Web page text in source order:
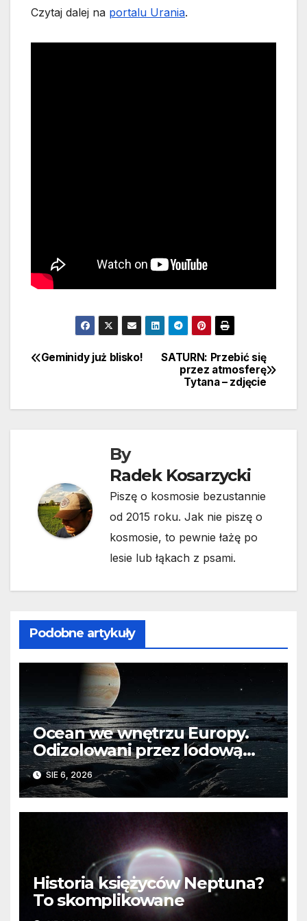
Czytaj dalej na portalu Urania.
Nawigacja
SATURN: Przebić się
przez atmosferę
Tytana – zdjęcie
Geminidy już blisko!
By
Radek Kosarzycki
Piszę o kosmosie bezustannie
od 2015 roku. Jak nie piszę o
kosmosie, to pewnie łażę po
lesie lub łąkach z psami.
Podobne artykuły
Ocean we wnętrzu Europy.
Odizolowani przez lodową
barierę
SIE 6, 2026
Historia księżyców Neptuna?
To skomplikowane